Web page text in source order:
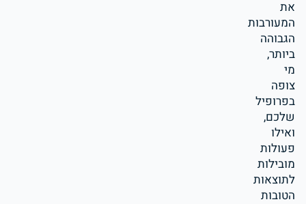
את
המעורבות
הגבוהה
ביותר,
מי
צופה
בפרופיל
שלכם,
ואילו
פעולות
מובילות
לתוצאות
הטובות